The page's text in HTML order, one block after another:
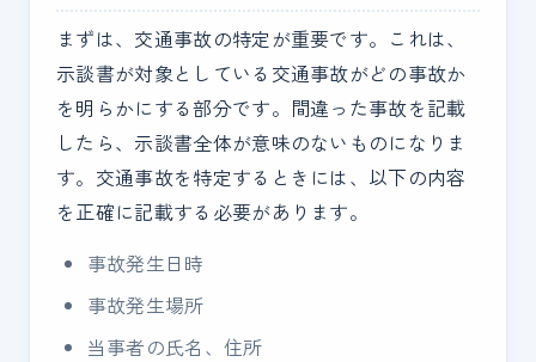
まずは、交通事故の特定が重要です。これは、
示談書が対象としている交通事故がどの事故か
を明らかにする部分です。間違った事故を記載
したら、示談書全体が意味のないものになりま
す。交通事故を特定するときには、以下の内容
を正確に記載する必要があります。
事故発生日時
事故発生場所
当事者の氏名、住所